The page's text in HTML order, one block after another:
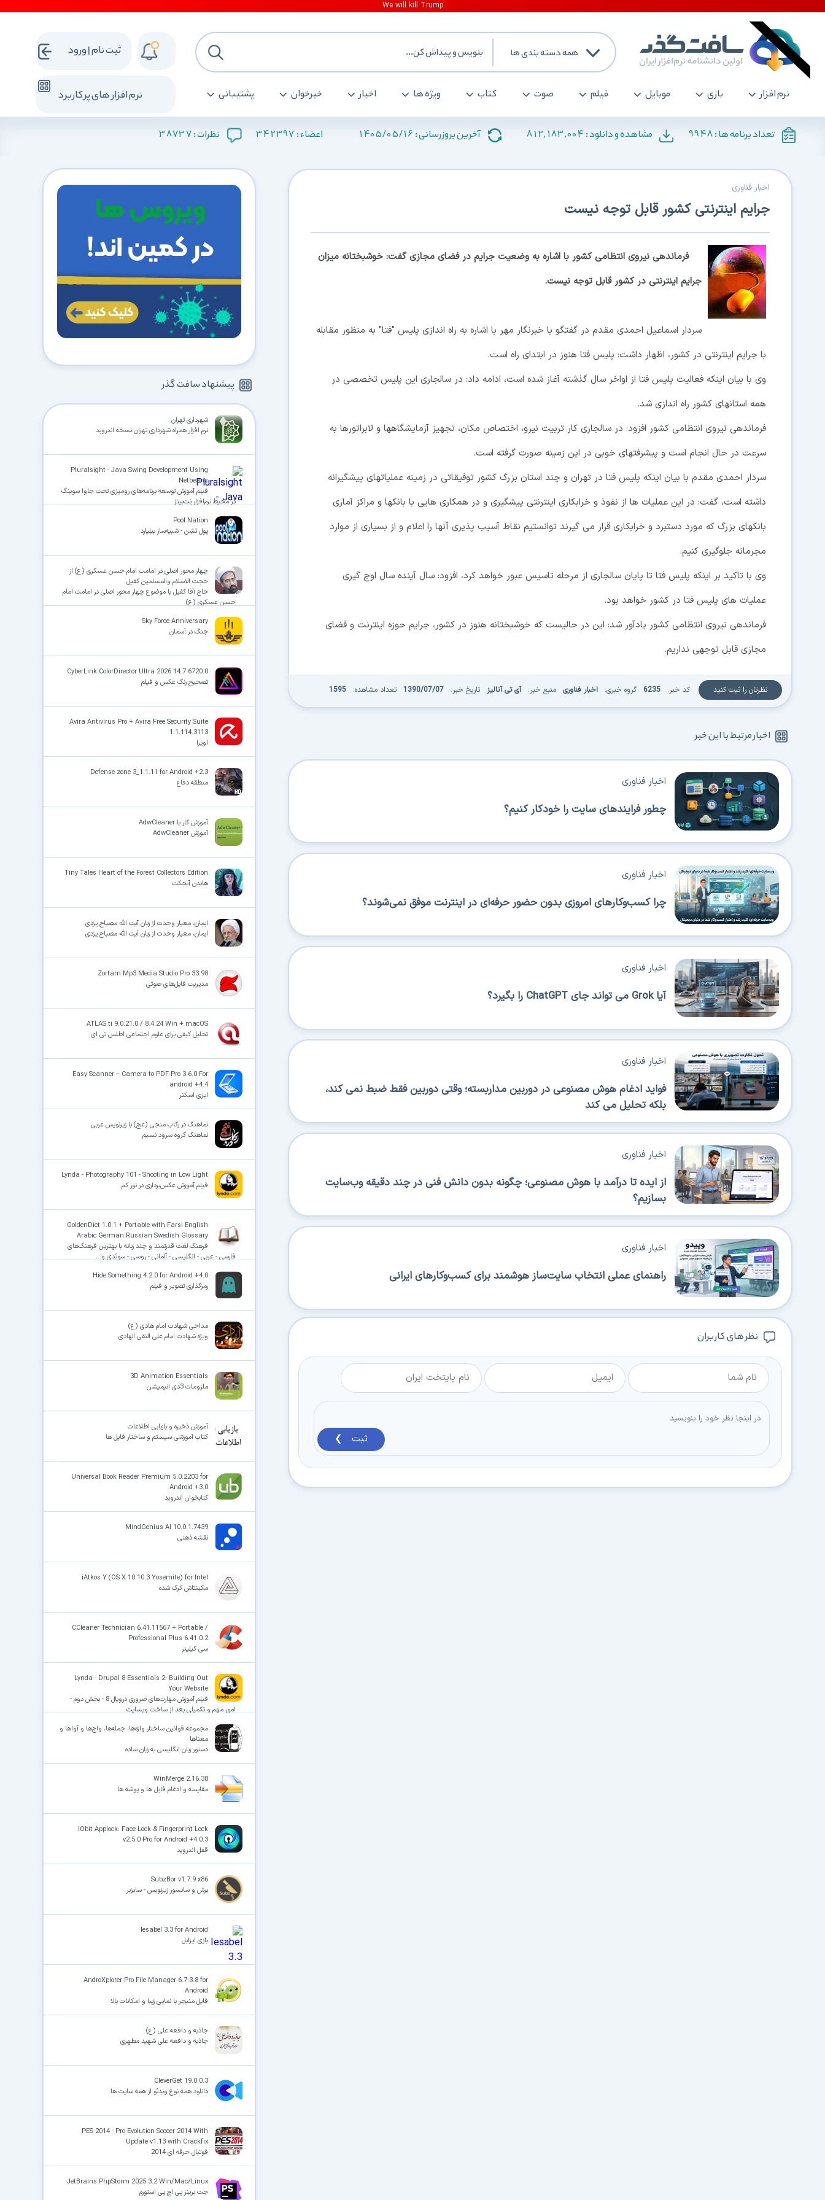
همه دسته بندی ها
نرم افزار بازی موبایل فیلم صوت کتاب ویژه ها اخبار خبرخوان پشتیبانی نرم افزار های پرکاربرد
ثبت نام | ورود
تعداد برنامه ها :9948 مشاهده و دانلود : 812,183,004 آخرین بروزرسانی : 1405/05/16 اعضاء : 342397 نظرات :38737
اخبار فناوری
جرایم اینترنتی کشور قابل توجه نیست
فرماندهی نیروی انتظامی کشور با اشاره به وضعیت جرایم در فضای مجازی گفت: خوشبختانه میزان
جرایم اینترنتی در کشور قابل توجه نیست.
سردار اسماعیل احمدی مقدم در گفتگو با خبرنگار مهر با اشاره به راه اندازی پلیس "فتا" به منظور مقابله
با جرایم اینترنتی در کشور، اظهار داشت: پلیس فتا هنوز در ابتدای راه است.
وی با بیان اینکه فعالیت پلیس فتا از اواخر سال گذشته آغاز شده است، ادامه داد: در سالجاری این پلیس تخصصی در
همه استانهای کشور راه اندازی شد.
فرماندهی نیروی انتظامی کشور افزود: در سالجاری کار تربیت نیرو، اختصاص مکان، تجهیز آزمایشگاهها و لابراتورها به
سرعت در حال انجام است و پیشرفتهای خوبی در این زمینه صورت گرفته است.
سردار احمدی مقدم با بیان اینکه پلیس فتا در تهران و چند استان بزرگ کشور توفیقاتی در زمینه عملیاتهای پیشگیرانه
داشته است، گفت: در این عملیات ها از نفوذ و خرابکاری اینترنتی پیشگیری و در همکاری هایی با بانکها و مراکز آماری
بانکهای بزرگ که مورد دستبرد و خرابکاری قرار می گیرند توانستیم نقاط آسیب پذیری آنها را اعلام و از بسیاری از موارد
مجرمانه جلوگیری کنیم.
وی با تاکید بر اینکه پلیس فتا تا پایان سالجاری از مرحله تاسیس عبور خواهد کرد، افزود: سال آینده سال اوج گیری
عملیات های پلیس فتا در کشور خواهد بود.
فرماندهی نیروی انتظامی کشور یادآور شد: این در حالیست که خوشبختانه هنوز در کشور، جرایم حوزه اینترنت و فضای
مجازی قابل توجهی نداریم.
نظرتان را ثبت کنید کد خبر: 6235 گروه خبری: اخبار فناوری منبع خبر: آی تی آنالیز تاریخ خبر: 1390/07/07 تعداد مشاهده: 1595
اخبار مرتبط با این خبر
چطور فرایندهای سایت را خودکار کنیم؟
اخبار فناوری
چرا کسب‌وکارهای امروزی بدون حضور حرفه‌ای در اینترنت موفق نمی‌شوند؟
اخبار فناوری
آیا Grok می تواند جای ChatGPT را بگیرد؟
اخبار فناوری
فواید ادغام هوش مصنوعی در دوربین مداربسته؛ وقتی دوربین فقط ضبط نمی کند،
بلکه تحلیل می کند
اخبار فناوری
از ایده تا درآمد با هوش مصنوعی؛ چگونه بدون دانش فنی در چند دقیقه وب‌سایت
بسازیم؟
اخبار فناوری
راهنمای عملی انتخاب سایت‌ساز هوشمند برای کسب‌وکارهای ایرانی
اخبار فناوری
نظر های کاربران
ثبت ❯
پیشنهاد سافت گذر
شهرداری تهران
نرم افزار همراه شهرداری تهران نسخه اندروید
Pluralsight - Java Swing Development Using
Netbeans
فیلم آموزش توسعه برنامه‌های رومیزی تحت جاوا سوینگ
در محیط نرم‌افزار نِت‌بینز
Pool Nation
پول نَشِن - شبیه‌ساز بیلیارد
چهار محور اصلی در امامت امام حسن عسکری (ع) از
حجت الاسلام والمسلمین کفیل
حاج آقا کفیل با موضوع چهار محور اصلی در امامت امام
حسن عسکری (ع)
Sky Force Anniversary
جنگ در آسمان
CyberLink ColorDirector Ultra 2026 14.7.6720.0
تصحیح رنگ عکس و فیلم
Avira Antivirus Pro + Avira Free Security Suite
1.1.114.3113
اویرا
Defense zone 3_1.1.11 for Android +2.3
منطقه دفاع
آموزش کار با AdwCleaner
آموزش AdwCleaner
Tiny Tales Heart of the Forest Collectors Edition
هایدن آبجکت
ایمان، معیار وحدت از زبان آیت الله مصباح یزدی
ایمان، معیار وحدت از زبان آیت الله مصباح یزدی
Zortam Mp3 Media Studio Pro 33.98
مدیریت فایل‌های صوتی
ATLAS.ti 9.0.21.0 / 8.4.24 Win + macOS
تحلیل کیفی برای علوم اجتماعی اطلس تی ای
Easy Scanner – Camera to PDF Pro 3.6.0 For
android +4.4
ایزی اسکنر
نماهنگ در رکاب منجی (عج) با زیرنویس عربی
نماهنگ گروه سرود نسیم
Lynda - Photography 101 - Shooting in Low Light
فیلم آموزش عکس‌برداری در نور کم
GoldenDict 1.0.1 + Portable with Farsi English
Arabic German Russian Swedish Glossary
فرهنگ لغت قدرتمند و چند زبانه با بهترین فرهنگ‌های
فارسی - عربی - انگلیسی - آلمانی - روسی - سوئدی و...
Hide Something 4.2.0 for Android +4.0
رمزگذاری تصویر و فیلم
مداحی شهادت امام هادی (ع)
ویژه شهادت امام علی النقی الهادی
3D Animation Essentials
ملزومات 3دی انیمیشن
آموزش ذخیره و بازیابی اطلاعات
کتاب آموزشی سیستم و ساختار فایل ها
Universal Book Reader Premium 5.0.2203 for
Android +3.0
کتابخوان اندروید
MindGenius AI 10.0.1.7439
نقشه ذهنی
iAtkos Y (OS X 10.10.3 Yosemite) for Intel
مکینتاش کرک شده
CCleaner Technician 6.41.11567 + Portable /
Professional Plus 6.41.0.2
سی کیلینر
Lynda - Drupal 8 Essentials 2- Building Out
Your Website
فیلم آموزش مهارت‌های ضروری دروپال 8 - بخش دوم -
امور مهم و تکمیلی بعد از ساخت وبسایت
مجموعه قوانین ساختار واژه‌ها، جمله‌ها، واج‌ها و آواها و
معناها
دستور زبان انگلیسی به زبان ساده
WinMerge 2.16.38
مقایسه و ادغام فایل ها و پوشه ها
IObit Applock: Face Lock & Fingerprint Lock
v2.5.0 Pro for Android +4.0.3
قفل اندروید
SubzBor v1.7.9 x86
برش و سانسور زیرنویس - سابزبر
Iesabel 3.3 for Android
بازی ایزابل
AndroXplorer Pro File Manager 6.7.3.8 for
Android
فایل منیجر با نمایی زیبا و امکانات بالا
جاذبه و دافعه علی (ع)
جاذبه و دافعه علی شهید مطهری
CleverGet 19.0.0.3
دانلود همه نوع ویدئو از همه سایت ها
PES 2014 - Pro Evolution Soccer 2014 With
Update v1.13 with Crackfix
فوتبال حرفه ای 2014
JetBrains PhpStorm 2025.3.2 Win/Mac/Linux
جت برینز پی اچ پی استورم